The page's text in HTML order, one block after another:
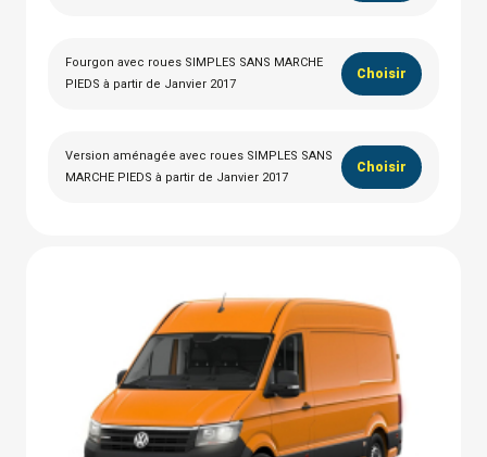
Fourgon avec roues SIMPLES SANS MARCHE
PIEDS à partir de Janvier 2017
Choisir
Version aménagée avec roues SIMPLES SANS
MARCHE PIEDS à partir de Janvier 2017
Choisir